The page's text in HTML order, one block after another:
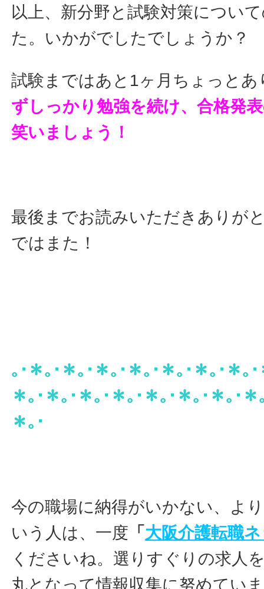
以上、新分野と試験対策につい
た。いかがでしたでしょうか？
試験まではあと1ヶ月ちょっとあ
ずしっかり勉強を続け、合格発
笑いましょう！
最後までお読みいただきありが
ではまた！
｡･＊｡･＊｡･＊｡･＊｡･＊｡･＊｡･＊｡
＊｡･＊｡･＊｡･＊｡･＊｡･＊｡･＊｡･
＊｡･
今の職場に納得がいかない、よ
いう人は、一度 「 大阪介護転職
くださいね。選りすぐりの求人
丸となって情報収集に努めてい